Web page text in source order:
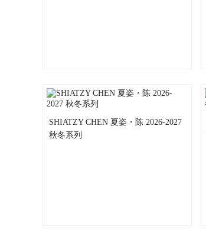
SHIATZY CHEN 夏姿・陈 2026-2027
秋冬系列